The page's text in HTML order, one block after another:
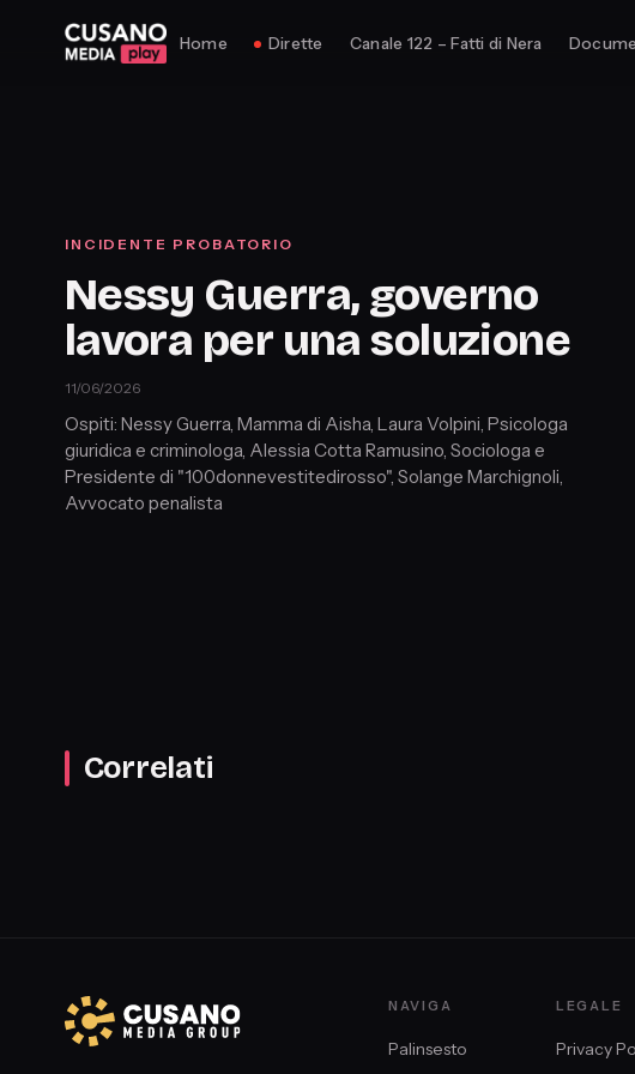
Home Dirette Canale 122 – Fatti di Nera
INCIDENTE PROBATORIO
Nessy Guerra, governo
lavora per una soluzione
11/06/2026
Ospiti: Nessy Guerra, Mamma di Aisha, Laura Volpini, Psicologa
giuridica e criminologa, Alessia Cotta Ramusino, Sociologa e
Presidente di "100donnevestitedirosso", Solange Marchignoli,
Avvocato penalista
Correlati
NAVIGA
Palinsesto
LEGALE
Privacy